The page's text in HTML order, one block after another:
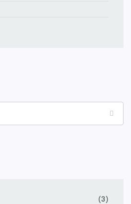
(3)